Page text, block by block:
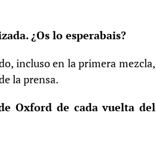
¿Os lo esperabais?
incluso en la primera mezcla,
la prensa.
Oxford de cada vuelta del